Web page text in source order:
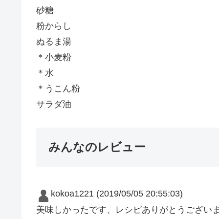
砂糖
粉からし
ぬるま湯
＊小麦粉
＊水
＊うこん粉
サラダ油
みんなのレビュー
kokoa1221 (2019/05/05 20:55:03)
美味しかったです、レシピありがとうござい